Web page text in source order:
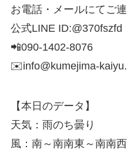
お電話・メールにてご連
公式LINE ID:@370fszfd
📲090-1402-8076
✉️info@kumejima-
【本日のデータ】
天気：雨のち曇り
風：南～南南東～南南